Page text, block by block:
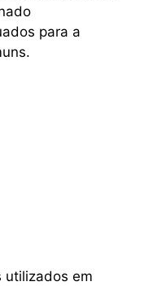
para a
utilizados em